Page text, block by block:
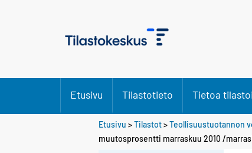
Etusivu Tilastotieto Tietoa
Etusivu >Tilastot>Teollisuustuotannon
muutosprosentti marraskuu 2010 /